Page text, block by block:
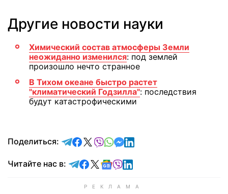
Другие новости науки
Химический состав атмосферы Земли
неожиданно изменился: под землей
произошло нечто странное
В Тихом океане быстро растет
"климатический Годзилла": последствия
будут катастрофическими
Поделиться: отправить в Telegram
поделиться в Facebook
поделиться в X
отправить в Viber
отправить в Whatsapp
отправить в Messenger
отправить в LinkedIn
Читайте нас в: Читайте в Telegram
Читайте в Facebook
Читайте в X
Читайте в Google news
Читайте в Viber
Читайте в LinkedIn